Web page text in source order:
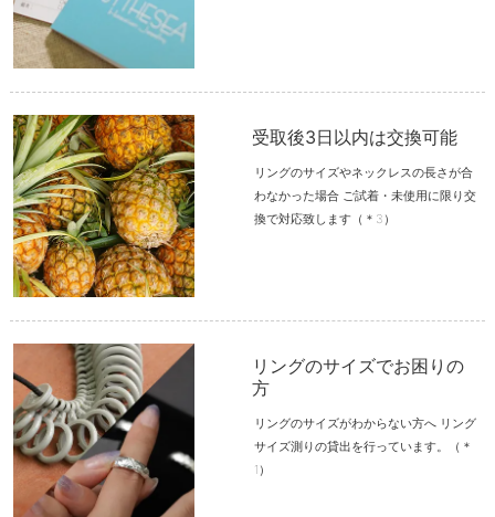
受取後3日以内は交換可能
リングのサイズやネックレスの長さが合
わなかった場合 ご試着・未使用に限り交
換で対応致します（＊3）
リングのサイズでお困りの
方
リングのサイズがわからない方へ リング
サイズ測りの貸出を行っています。（＊
1）